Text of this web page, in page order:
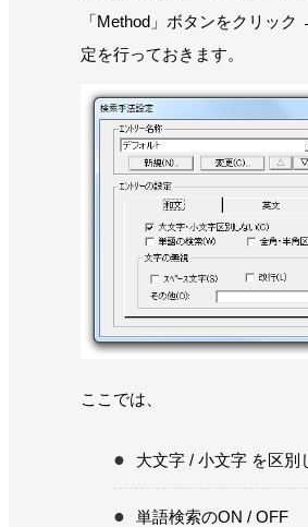
「Method」ボタンをクリッ
定を行っておきます。
ここでは、
大文字 / 小文字 を区別
単語検索のON / OFF